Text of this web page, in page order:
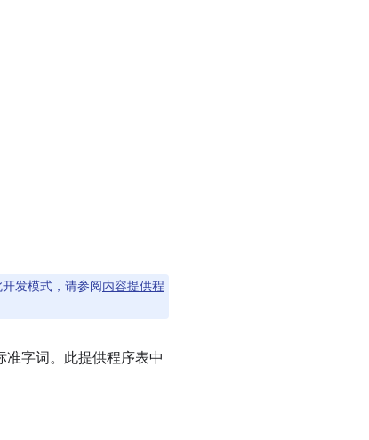
发模式，请参阅内容提供程
字词。此提供程序表中